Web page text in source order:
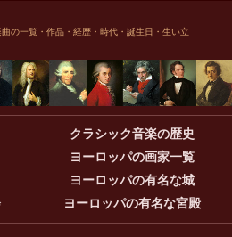
の一覧・作品・経歴・時代・誕生日・生い立
クラシック音楽の歴史
ヨーロッパの画家一覧
ヨーロッパの有名な城
ヨーロッパの有名な宮殿